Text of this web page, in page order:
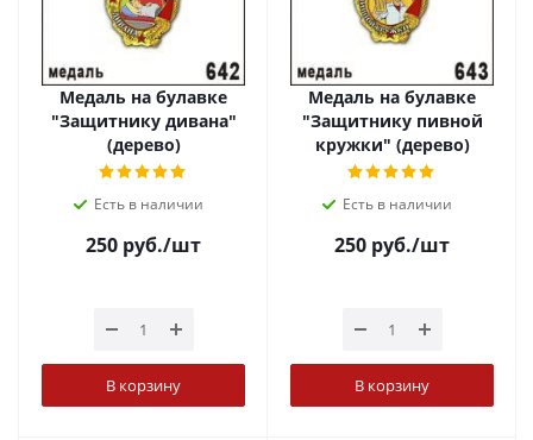
Медаль на булавке
"Защитнику дивана"
(дерево)
Есть в наличии
250 руб./шт
В корзину
Медаль на булавке
"Защитнику пивной
кружки" (дерево)
Есть в наличии
250 руб./шт
В корзину